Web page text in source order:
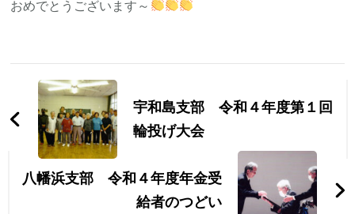
おめでとうございます～
稿
ナ
ビ
ゲ
宇和島支部 令和４年度第１回
輪投げ大会
八幡浜支部 令和４年度年金受
給者のつどい